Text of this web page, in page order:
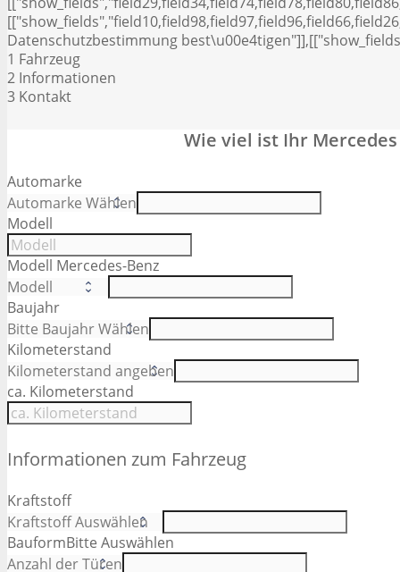
Datenschutzbestimmung
1 Fahrzeug
2 Informationen
3 Kontakt
Wie viel ist Ihr
Automarke
Modell
Modell Mercedes-Benz
Baujahr
Kilometerstand
ca. Kilometerstand
Informationen zum Fahrzeug
Kraftstoff
BauformBitte Auswählen